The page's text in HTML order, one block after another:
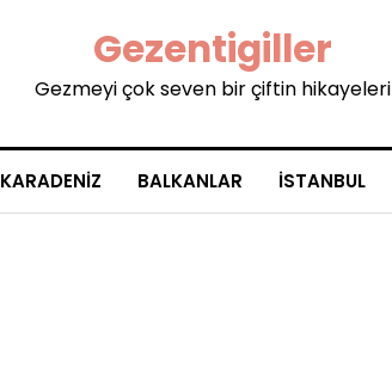
Gezentigiller
Gezmeyi çok seven bir çiftin hikayeleri
KARADENIZ BALKANLAR İSTANBUL